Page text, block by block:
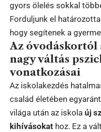
gyors ölelés sokkal
Forduljunk el
hogy segítenek a
Az óvodáskortól
nagy váltás
vonatkozásai
Az iskolakezdés
család életében
világa után az iskola új
kihívásokat hoz. Ez a